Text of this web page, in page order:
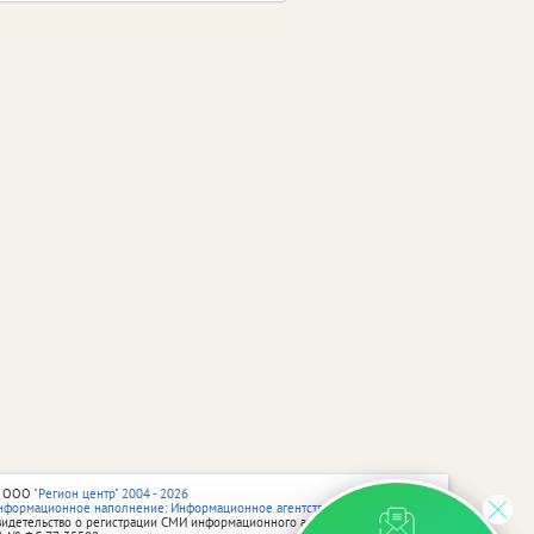
"Регион центр" 2004 - 2026
наполнение: Информационное агентство vRossii.ru
о регистрации СМИ информационного агентства vRossii.ru